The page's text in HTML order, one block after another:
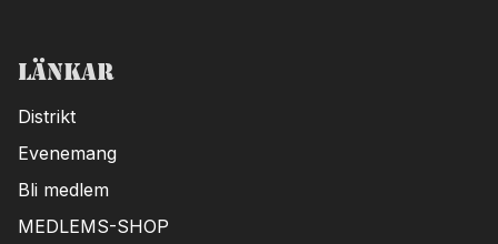
Länkar
Distrikt
Evenemang
Bli medlem
MEDLEMS-SHOP